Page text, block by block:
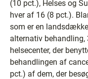
(10 pct.), Helses og
hver af 16 (8 pct.).
som er en
alternativ behandling,
helsecenter, der
behandlingen af
pct.) af dem, der